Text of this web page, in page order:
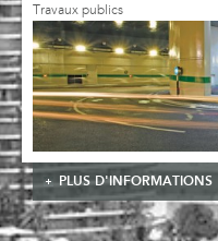
Travaux publics
PLUS D'INFORMATIONS